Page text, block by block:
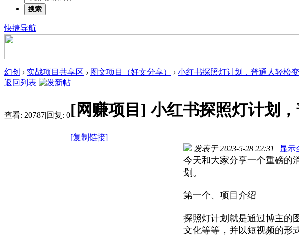
搜索
快捷导航
幻创 › 实战项目共享区 › 图文项目（好文分享） › 小红书探照灯计划，普通人轻松
返回列表
查看: 20787|回复: 0[网赚项目] 小红书探照灯计划
[复制链接]
发表于 2023-5-28 22:31 | 显示
今天和大家分享一个重磅的
划。
第一个、项目介绍
探照灯计划就是通过博主的
文化等等，并以短视频的形